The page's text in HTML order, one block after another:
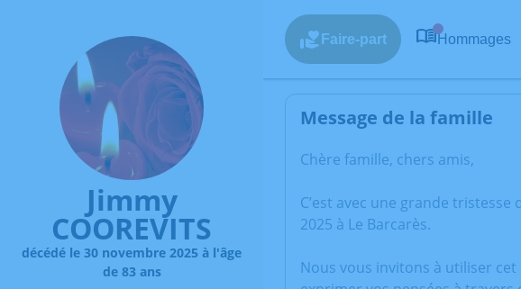
Jimmy
COOREVITS
décédé le 30 novembre 2025 à l'âge
de 83 ans
Faire-part Hommages
Message de la famille
Chère famille, chers amis,
C’est avec une grande
2025 à Le Barcarès.
Nous vous invitons à utiliser